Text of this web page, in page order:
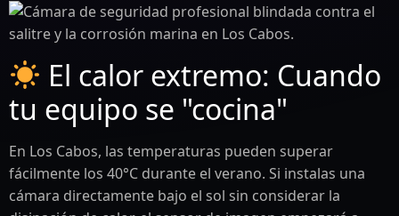
El calor extremo: Cuando
tu equipo se "cocina"
En Los Cabos, las temperaturas pueden superar
fácilmente los 40°C durante el verano. Si instalas una
cámara directamente bajo el sol sin considerar la